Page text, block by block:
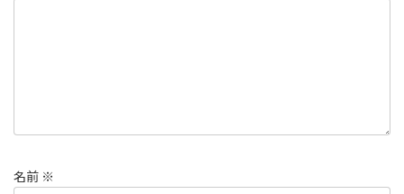
名前 ※